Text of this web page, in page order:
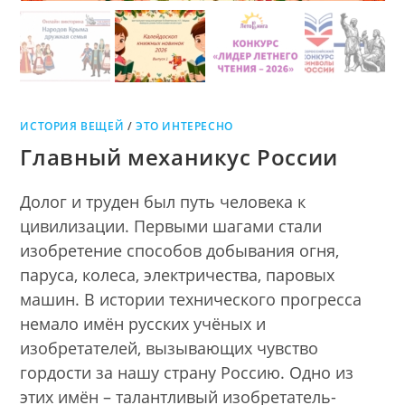
ИСТОРИЯ ВЕЩЕЙ /ЭТО ИНТЕРЕСНО
Главный механикус России
Долог и труден был путь человека к
цивилизации. Первыми шагами стали
изобретение способов добывания огня,
паруса, колеса, электричества, паровых
машин. В истории технического прогресса
немало имён русских учёных и
изобретателей, вызывающих чувство
гордости за нашу страну Россию. Одно из
этих имён – талантливый изобретатель-